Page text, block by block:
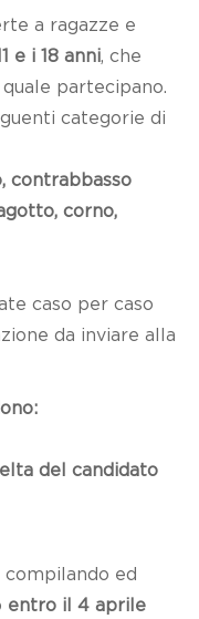
a ragazze e
e i 18 anni, che
partecipano.
categorie di
contrabbasso
corno,
caso per caso
da inviare alla
del candidato
compilando ed
entro il 4 aprile